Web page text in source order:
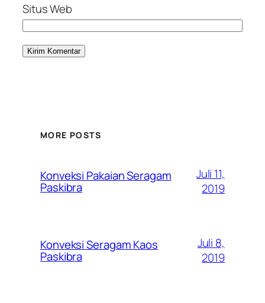
Situs Web
MORE POSTS
Konveksi Pakaian Seragam
Paskibra
Juli 11,
2019
Konveksi Seragam Kaos
Paskibra
Juli 8,
2019